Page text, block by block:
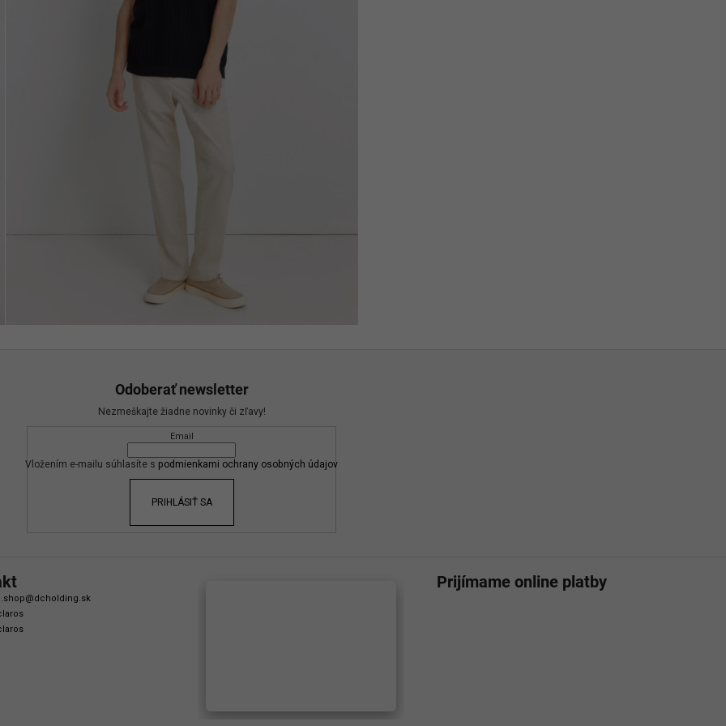
Odoberať newsletter
Nezmeškajte žiadne novinky či zľavy!
Email
Vložením e-mailu súhlasíte s podmienkami ochrany osobných údajov
PRIHLÁSIŤ SA
@dcholding.sk
Prijímame online platby